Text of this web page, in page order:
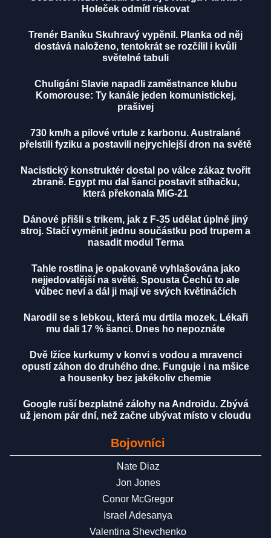
Holeček odmítl riskovat
Trenér Baníku Skuhravý vypěnil. Planka od něj
dostává naloženo, tentokrát se rozčílil i kvůli
světelné tabuli
Chuligáni Slavie napadli zaměstnance klubu
Komorouse: Ty kanále jeden komunistickej,
prašivej
730 km/h a pilové vrtule z karbonu. Australané
přelstili fyziku a postavili nejrychlejší dron na světě
Nacistický konstruktér dostal po válce zákaz tvořit
zbraně. Egypt mu dal šanci postavit stíhačku,
která překonala MiG-21
Dánové přišli s trikem, jak z F-35 udělat úplně jiný
stroj. Stačí vyměnit jednu součástku pod trupem a
nasadit modul Terma
Tahle rostlina je opakovaně vyhlašována jako
nejjedovatější na světě. Spousta Čechů to ale
vůbec neví a dál ji mají ve svých květináčích
Narodil se s lebkou, která mu drtila mozek. Lékaři
mu dali 17 % šanci. Dnes ho nepoznáte
Dvě lžíce kurkumy v konvi s vodou a mravenci
opustí záhon do druhého dne. Funguje i na mšice
a housenky bez jakékoliv chemie
Google ruší bezplatné zálohy na Androidu. Zbývá
už jenom pár dní, než začne ubývat místo v cloudu
Bojovníci
Nate Diaz
Jon Jones
Conor McGregor
Israel Adesanya
Valentina Shevchenko